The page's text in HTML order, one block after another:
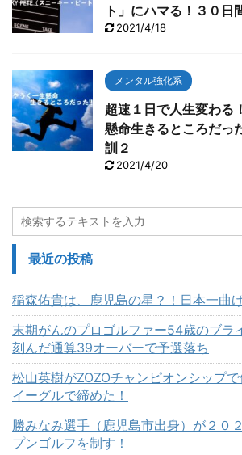
ト」にハマる！３０日
2021/4/18
メンタル強化系
超速１日で人生変わる
懸命生きるところだっ
訓２
2021/4/20
最近の投稿
稲森佑貴は、鹿児島の星？！日本一曲
末期がんのプロゴルファー54歳のブラ
刻んだ通算39オーバーで予選落ち
松山英樹がZOZOチャンピオンシップで
イーグルで締めた！
勝みなみ選手（鹿児島市出身）が２０
プンゴルフを制す！